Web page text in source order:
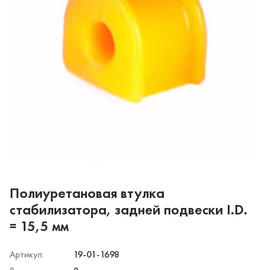
Полиуретановая втулка
стабилизатора, задней подвески I.D.
= 15,5 мм
Артикул:
19-01-1698